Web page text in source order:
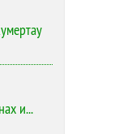
и...